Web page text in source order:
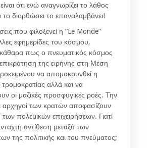
ότι ενώ αναγνωρίζει το λάθος
το διορθώσει το επαναλαμβάνει!
που φιλοξενεί η “Le Monde”
εφημερίδες του κόσμου,
πως ο πνευματικός κόσμος
επικράτηση της ειρήνης στη Μέση
να απομακρυνθεί η
τρομοκρατίας αλλά και να
οι μαζικές προσφυγικές ροές. Την
αρχηγοί των κρατών αποφασίζουν
πολεμικών επιχειρήσεων. Γιατί
αντίθεση μεταξύ των
της πολιτικής και του πνεύματος;